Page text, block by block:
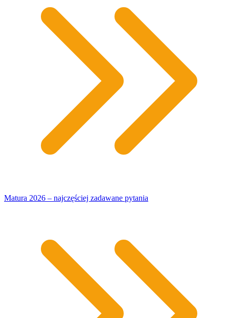
Matura 2026 – najczęściej zadawane pytania